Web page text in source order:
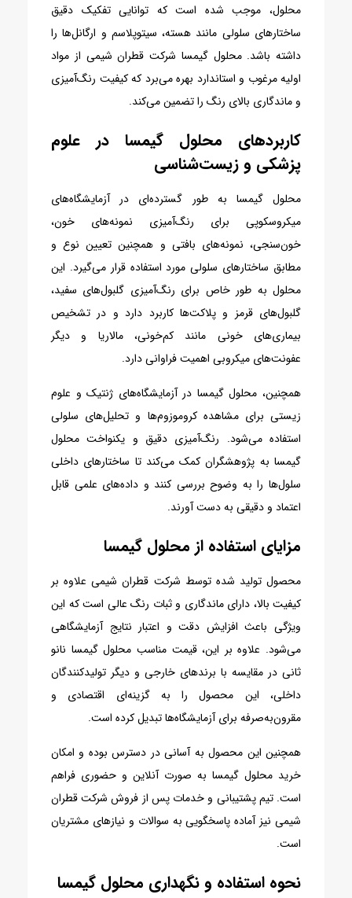
محلول، موجب شده است که توانایی تفکیک دقیق
ساختارهای سلولی مانند هسته، سیتوپلاسم و ارگانل‌ها را
داشته باشد. محلول گیمسا شرکت قطران شیمی از مواد
اولیه مرغوب و استاندارد بهره می‌برد که کیفیت رنگ‌آمیزی
و ماندگاری بالای رنگ را تضمین می‌کند.
کاربردهای محلول گیمسا در علوم
پزشکی و زیست‌شناسی
محلول گیمسا به طور گسترده‌ای در آزمایشگاه‌های
میکروسکوپی برای رنگ‌آمیزی نمونه‌های خون،
خون‌سنجی، نمونه‌های بافتی و همچنین تعیین نوع و
مطابق ساختارهای سلولی مورد استفاده قرار می‌گیرد. این
محلول به طور خاص برای رنگ‌آمیزی گلبول‌های سفید،
گلبول‌های قرمز و پلاکت‌ها کاربرد دارد و در تشخیص
بیماری‌های خونی مانند کم‌خونی، مالاریا و دیگر
عفونت‌های میکروبی اهمیت فراوانی دارد.
همچنین، محلول گیمسا در آزمایشگاه‌های ژنتیک و علوم
زیستی برای مشاهده کروموزوم‌ها و تحلیل‌های سلولی
استفاده می‌شود. رنگ‌آمیزی دقیق و یکنواخت محلول
گیمسا به پژوهشگران کمک می‌کند تا ساختارهای داخلی
سلول‌ها را به وضوح بررسی کنند و داده‌های علمی قابل
اعتماد و دقیقی به دست آورند.
مزایای استفاده از محلول گیمسا
محصول تولید شده توسط شرکت قطران شیمی علاوه بر
کیفیت بالا، دارای ماندگاری و ثبات رنگ‌ عالی است که این
ویژگی باعث افزایش دقت و اعتبار نتایج آزمایشگاهی
می‌شود. علاوه بر این، قیمت مناسب محلول گیمسا نانو
ثانی در مقایسه با برندهای خارجی و دیگر تولیدکنندگان
داخلی، این محصول را به گزینه‌ای اقتصادی و
مقرون‌به‌صرفه برای آزمایشگاه‌ها تبدیل کرده است.
همچنین این محصول به آسانی در دسترس بوده و امکان
خرید محلول گیمسا به صورت آنلاین و حضوری فراهم
است. تیم پشتیبانی و خدمات پس از فروش شرکت قطران
شیمی نیز آماده پاسخگویی به سوالات و نیازهای مشتریان
است.
نحوه استفاده و نگهداری محلول گیمسا